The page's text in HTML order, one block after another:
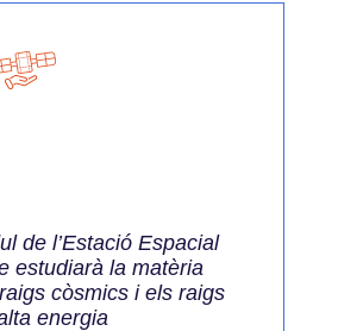
de l’Estació Espacial
estudiarà la matèria
còsmics i els raigs
energia